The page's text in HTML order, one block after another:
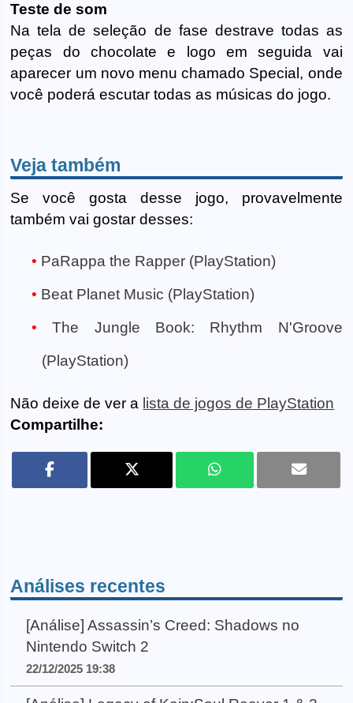
Teste de som
Na tela de seleção de fase destrave todas as
peças do chocolate e logo em seguida vai
aparecer um novo menu chamado Special, onde
você poderá escutar todas as músicas do jogo.
Veja também
Se você gosta desse jogo, provavelmente
também vai gostar desses:
PaRappa the Rapper (PlayStation)
Beat Planet Music (PlayStation)
The Jungle Book: Rhythm N'Groove
(PlayStation)
Não deixe de ver a lista de jogos de PlayStation
Compartilhe:
Análises recentes
[Análise] Assassin’s Creed: Shadows no
Nintendo Switch 2
22/12/2025 19:38